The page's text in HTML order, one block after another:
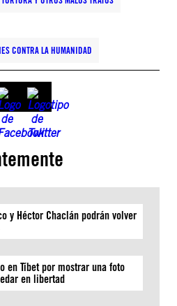
CONTRA LA HUMANIDAD
y Héctor Chaclán podrán volver
en Tíbet por mostrar una foto
en libertad